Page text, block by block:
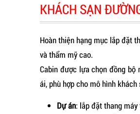
KHÁCH SẠN
Hoàn thiện hạng mục lắp đặt
và thẩm mỹ cao.
Cabin được lựa chọn đồng bộ
ái, phù hợp cho mô hình khách
Dự án: lắp đặt thang